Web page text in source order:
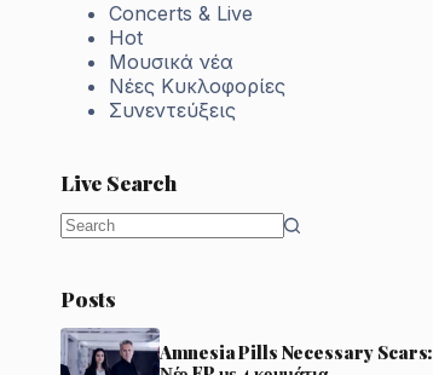
Concerts & Live
Hot
Μουσικά νέα
Νέες Κυκλοφορίες
Συνεντεύξεις
Live Search
Posts
Amnesia Pills Necessary Scars: